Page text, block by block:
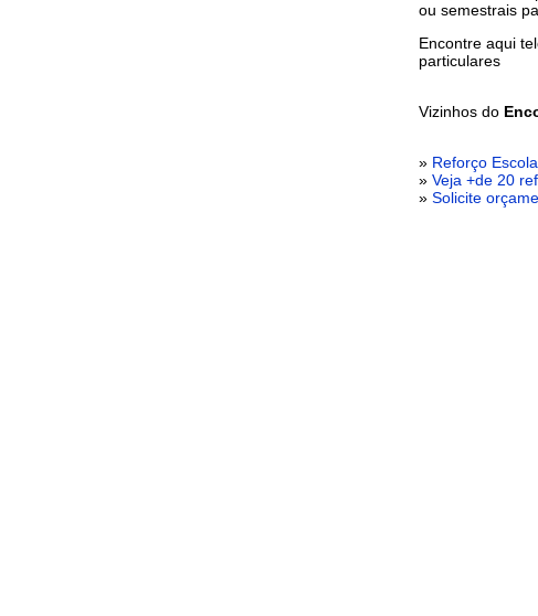
ou semestrais
Encontre aqui
particulares
Vizinhos do
» Reforço
» Veja +de 20
» Solicite